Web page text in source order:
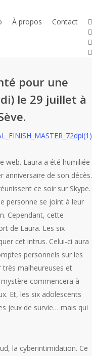
À propos Contact
Unfriended.
pour une
le 29 juillet à
web. Laura a été humiliée
anniversaire de son décès.
ce soir sur Skype.
personne se joint à leur
Cependant, cette
de Laura. Les six
cet intrus. Celui-ci aura
personnels sur les
très malheureuses et
commencera à
Et, les six adolescents
jeux de survie… mais qui
la cyberintimidation. Ce